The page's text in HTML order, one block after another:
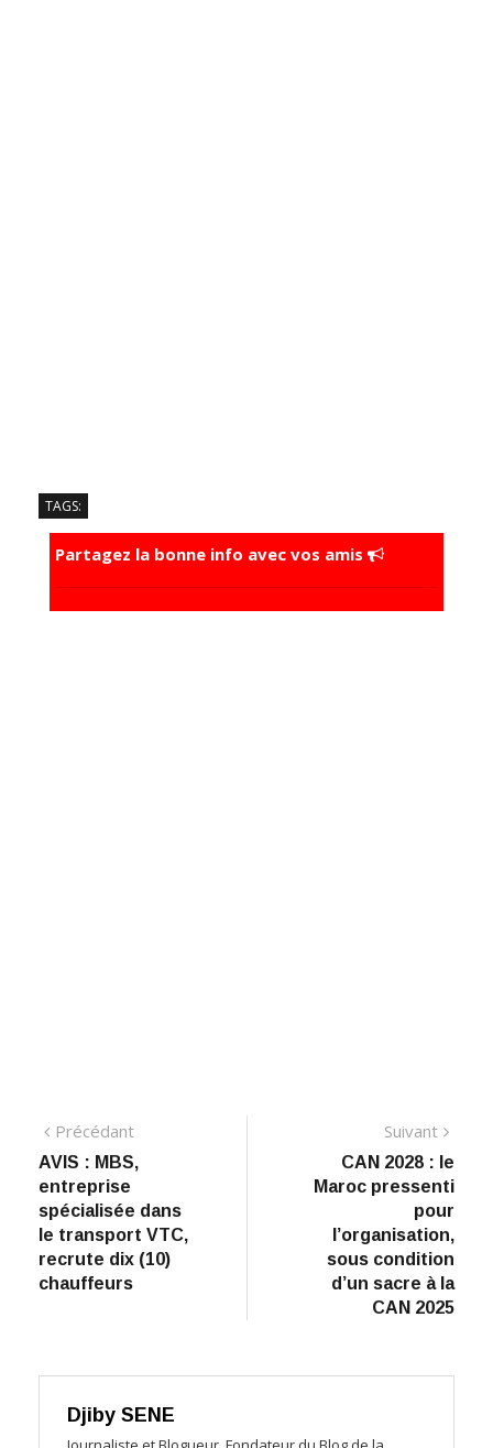
TAGS:
Partagez la bonne info avec vos amis
Navigation
de
l’article
PrécédantPrécédant:
AVIS : MBS,
entreprise
spécialisée dans
le transport VTC,
recrute dix (10)
chauffeurs
Suivant
CAN 2028 : le
Maroc pressenti
pour
l’organisation,
sous condition
d’un sacre à la
CAN 2025
Djiby SENE